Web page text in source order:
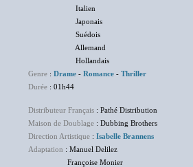
Italien
Japonais
Suédois
Allemand
Hollandais
Genre : Drame - Romance - Thriller
Durée : 01h44
Distributeur Français : Pathé Distribution
Maison de Doublage : Dubbing Brothers
Direction Artistique : Isabelle Brannens
Adaptation : Manuel Delilez
Françoise Monier